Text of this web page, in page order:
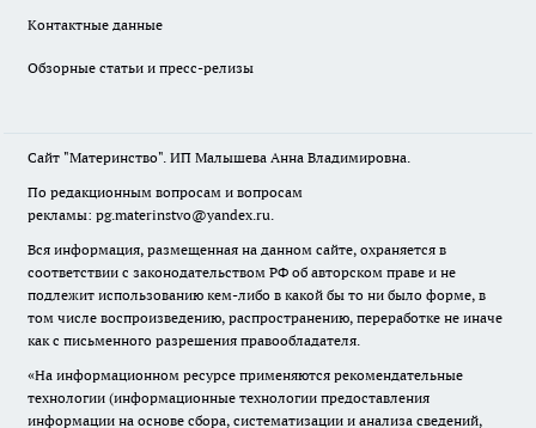
Контактные данные
Обзорные статьи и пресс-релизы
Сайт "Материнство". ИП Малышева Анна Владимировна.
По редакционным вопросам и вопросам
рекламы: pg.materinstvo@yandex.ru.
Вся информация, размещенная на данном сайте, охраняется в
соответствии с законодательством РФ об авторском праве и не
подлежит использованию кем-либо в какой бы то ни было форме, в
том числе воспроизведению, распространению, переработке не иначе
как с письменного разрешения правообладателя.
«На информационном ресурсе применяются рекомендательные
технологии (информационные технологии предоставления
информации на основе сбора, систематизации и анализа сведений,